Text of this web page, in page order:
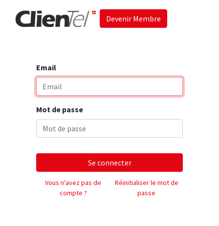
Devenir Membre
Email
Mot de passe
Se connecter
Vous n'avez pas de
compte ?
Réinitialiser le mot de
passe